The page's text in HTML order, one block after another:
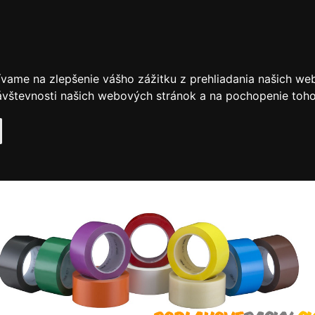
na zlepšenie vášho zážitku z prehliadania našich
našich webových stránok a na pochopenie